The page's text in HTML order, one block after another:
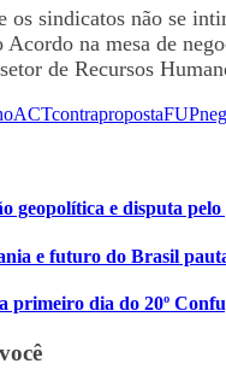
sindicatos não se
na mesa de
de Recursos
ACTcontrapropostaFUP
e disputa pelo
e futuro do Brasil
primeiro dia do 20º